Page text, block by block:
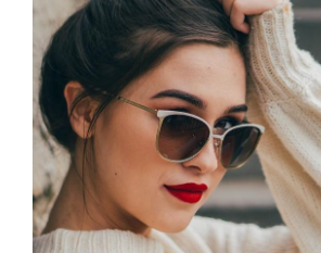
Τύπος:
Κατηγορία:
Μάρκα:
Χρήση:
Κωδικός Προϊόντος / Μοντέλο:
Διαθέσιμο με συνταγή: